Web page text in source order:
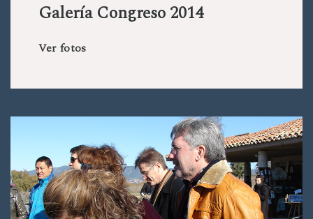
Galería Congreso 2014
Ver fotos